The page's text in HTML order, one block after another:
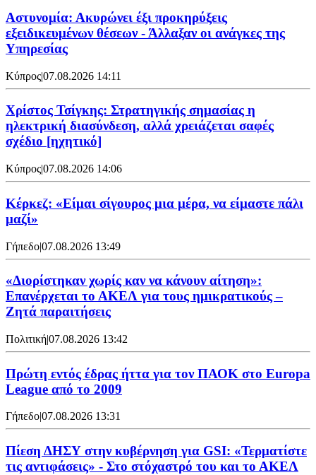
Αστυνομία: Ακυρώνει έξι προκηρύξεις
εξειδικευμένων θέσεων - Άλλαξαν οι ανάγκες της
Υπηρεσίας
Κύπρος|07.08.2026 14:11
Χρίστος Τσίγκης: Στρατηγικής σημασίας η
ηλεκτρική διασύνδεση, αλλά χρειάζεται σαφές
σχέδιο [ηχητικό]
Κύπρος|07.08.2026 14:06
Κέρκεζ: «Είμαι σίγουρος μια μέρα, να είμαστε πάλι
μαζί»
Γήπεδο|07.08.2026 13:49
«Διορίστηκαν χωρίς καν να κάνουν αίτηση»:
Επανέρχεται το ΑΚΕΛ για τους ημικρατικούς –
Ζητά παραιτήσεις
Πολιτική|07.08.2026 13:42
Πρώτη εντός έδρας ήττα για τον ΠΑΟΚ στο Europa
League από το 2009
Γήπεδο07.08.2026 13:31
Πίεση ΔΗΣΥ στην κυβέρνηση για GSI: «Τερματίστε
τις αντιφάσεις» - Στο στόχαστρό του και το ΑΚΕΛ